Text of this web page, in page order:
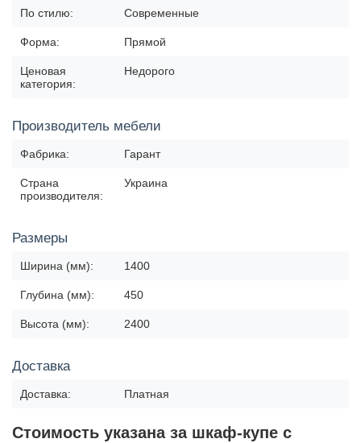
По стилю: Современные
Форма: Прямой
Ценовая
категория:
Недорого
Производитель мебели
Фабрика: Гарант
Страна
производителя:
Украина
Размеры
Ширина (мм): 1400
Глубина (мм): 450
Высота (мм): 2400
Доставка
Доставка: Платная
Стоимость указана за шкаф-купе с